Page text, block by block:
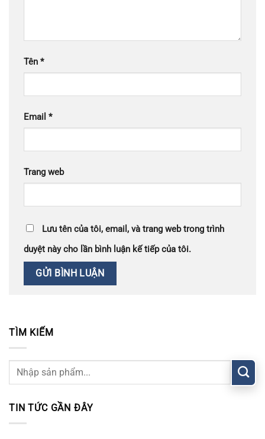
Tên *
Email *
Trang web
Lưu tên của tôi, email, và trang web trong trình
duyệt này cho lần bình luận kế tiếp của tôi.
TÌM KIẾM
TIN TỨC GẦN ĐÂY